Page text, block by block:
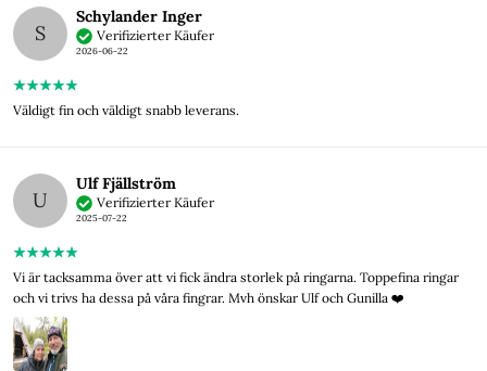
S
Schylander Inger
Verifizierter Käufer
2026-06-22
Väldigt fin och väldigt snabb leverans.
U
Ulf Fjällström
Verifizierter Käufer
2025-07-22
Vi är tacksamma över att vi fick ändra storlek på ringarna. Toppefina ringar
och vi trivs ha dessa på våra fingrar. Mvh önskar Ulf och Gunilla ❤️